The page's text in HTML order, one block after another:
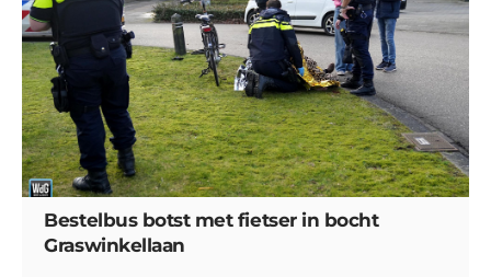
Bestelbus botst met fietser in bocht
Graswinkellaan